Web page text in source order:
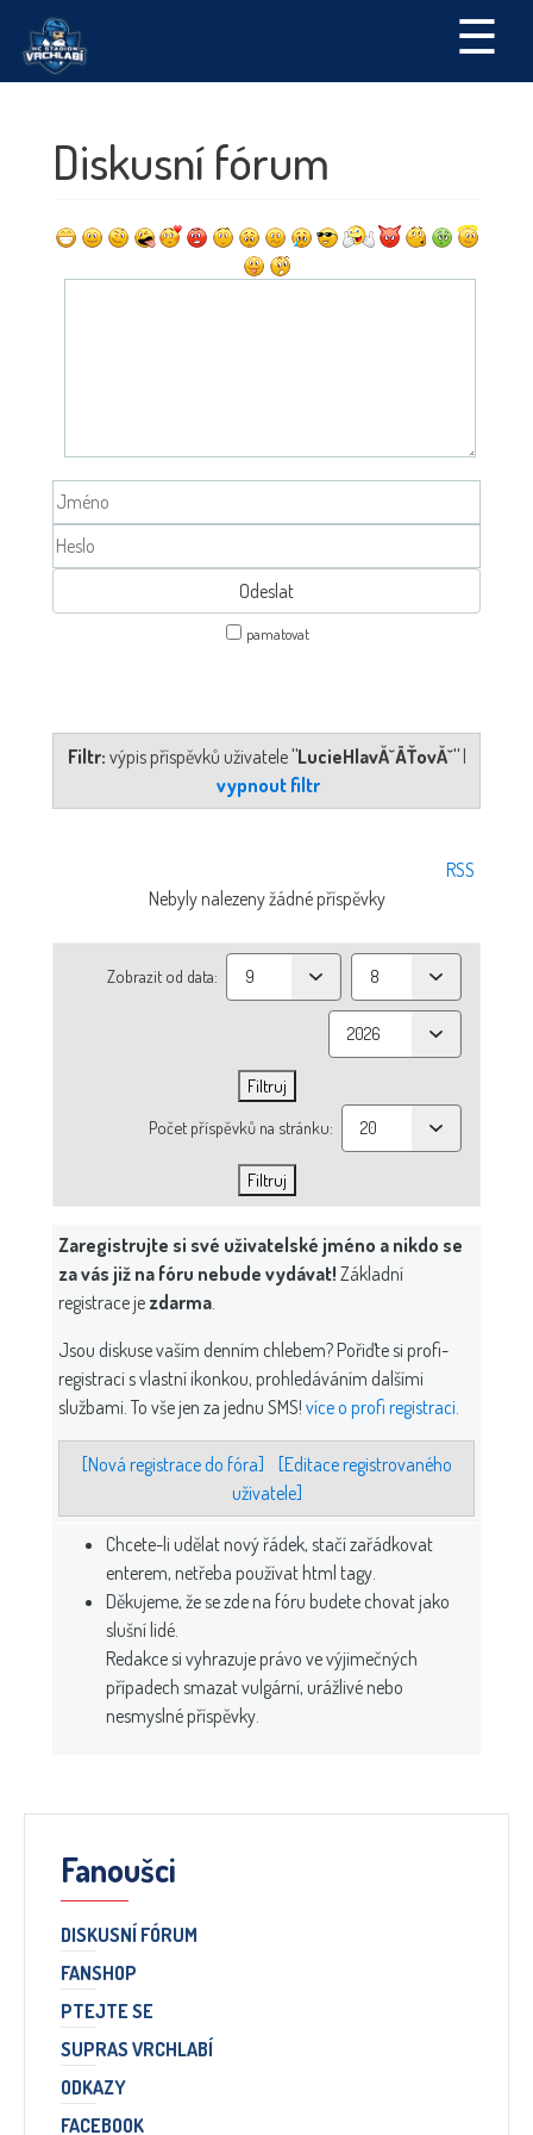
☰
Diskusní fórum
pamatovat
Filtr: výpis příspěvků uživatele"LucieHlavĂˇÄŤovĂˇ"|
vypnout filtr
RSS
Nebyly nalezeny žádné příspěvky
Zobrazit od data:
Počet příspěvků na stránku:
Zaregistrujte si své uživatelské jméno a nikdo se
za vás již na fóru nebude vydávat! Základní
registrace je zdarma
Jsou diskuse vaším denním chlebem? Pořiďte si profi-
registraci s vlastní ikonkou, prohledáváním dalšími
službami. To vše jen za jednu SMS! více o profi registraci
[Nová registrace do fóra]
[Editace registrovaného
uživatele]
Chcete-li udělat nový řádek, stačí zařádkovat
enterem, netřeba používat html tagy.
Děkujeme, že se zde na fóru budete chovat jako
slušní lidé.
Redakce si vyhrazuje právo ve výjimečných
případech smazat vulgární, urážlivé nebo
nesmyslné příspěvky.
Fanoušci
DISKUSNÍ FÓRUM
FANSHOP
PTEJTE SE
SUPRAS VRCHLABÍ
ODKAZY
FACEBOOK